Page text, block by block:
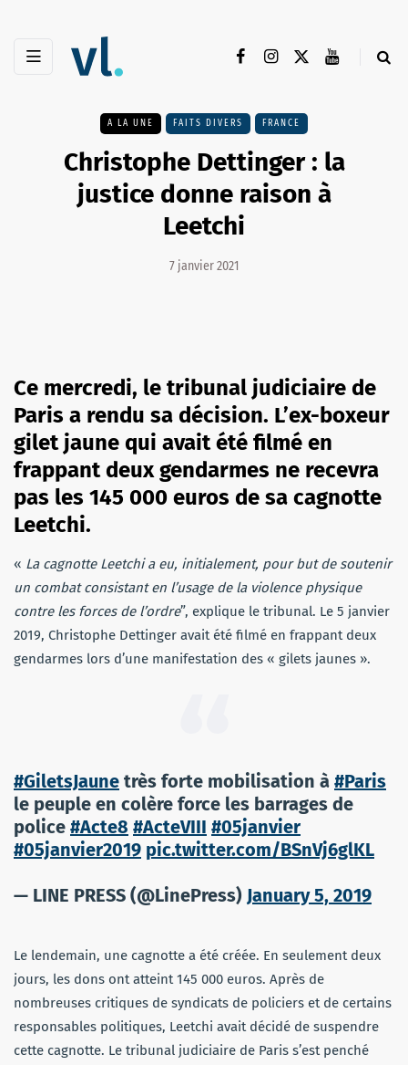
A LA UNE FAITS DIVERS FRANCE
Christophe Dettinger : la
justice donne raison à
Leetchi
7 janvier 2021
Ce mercredi, le tribunal judiciaire de
Paris a rendu sa décision. L’ex-boxeur
gilet jaune qui avait été filmé en
frappant deux gendarmes ne recevra
pas les 145 000 euros de sa cagnotte
Leetchi.
« La cagnotte Leetchi a eu, initialement, pour but de soutenir
un combat consistant en l’usage de la violence physique
contre les forces de l’ordre”, explique le tribunal. Le 5 janvier
2019, Christophe Dettinger avait été filmé en frappant deux
gendarmes lors d’une manifestation des « gilets jaunes ».
#GiletsJaune très forte mobilisation à #Paris
le peuple en colère force les barrages de
police #Acte8 #ActeVIII #05janvier
#05janvier2019 pic.twitter.com/BSnVj6glKL
— LINE PRESS (@LinePress) January 5, 2019
Le lendemain, une cagnotte a été créée. En seulement deux
jours, les dons ont atteint 145 000 euros. Après de
nombreuses critiques de syndicats de policiers et de certains
responsables politiques, Leetchi avait décidé de suspendre
cette cagnotte. Le tribunal judiciaire de Paris s’est penché